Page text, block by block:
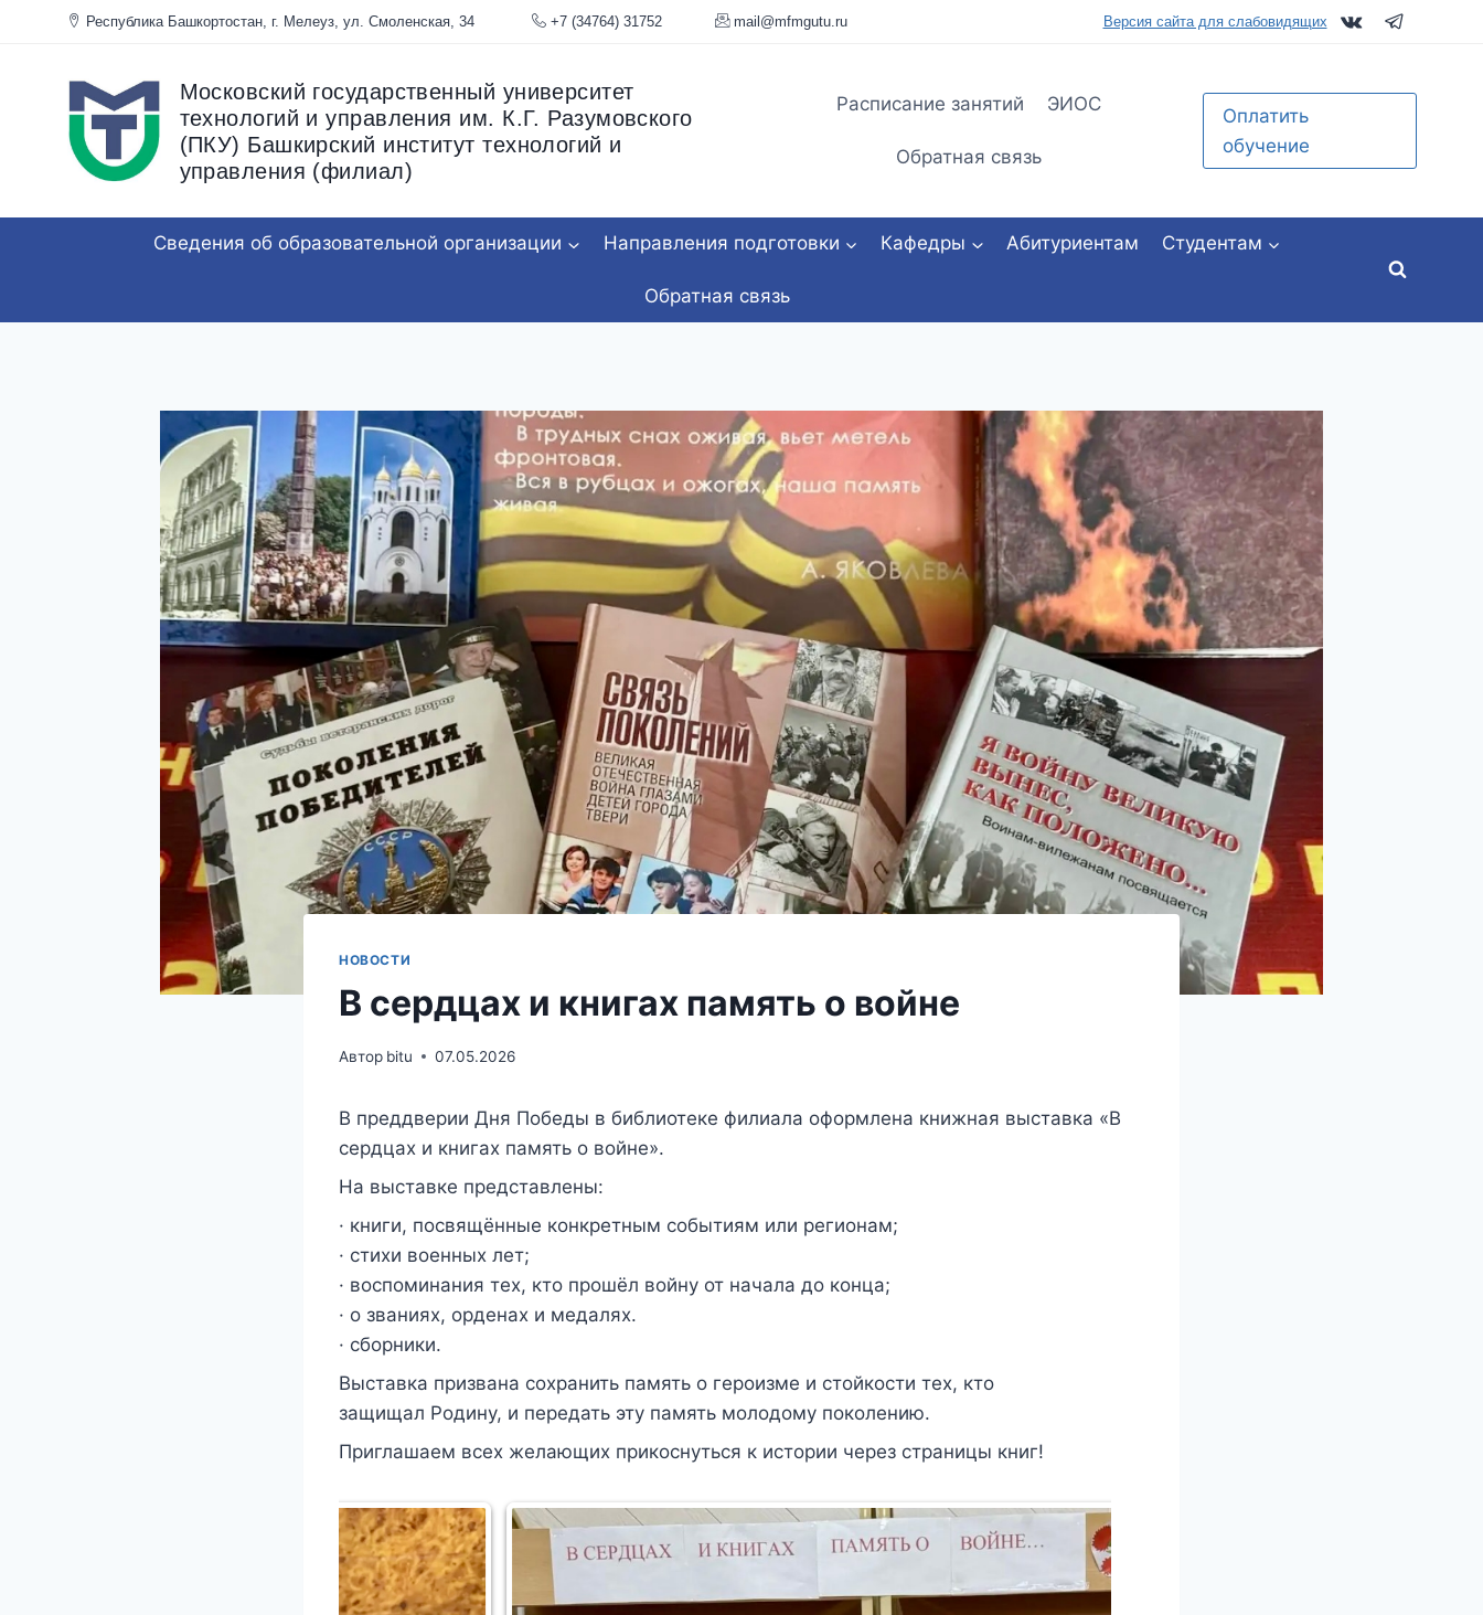
Перейти
Республика Башкортостан, г. Мелеуз, ул. Смоленская, 34 +7 (34764) 31752 mail@mfmgutu.ru Версия сайта для слабовидящих
Московский государственный университет
технологий и управления им. К.Г. Разумовского
(ПКУ) Башкирский институт технологий и
управления (филиал)
Расписание занятий ЭИОС
Обратная связь
Оплатить
обучение
Сведения об образовательной организации Направления подготовки Кафедры Абитуриентам Студентам
Обратная связь
НОВОСТИ
В сердцах и книгах память о войне
Автор bitu 07.05.2026
В преддверии Дня Победы в библиотеке филиала оформлена книжная выставка «В
сердцах и книгах память о войне».
На выставке представлены:
· книги, посвящённые конкретным событиям или регионам;
· стихи военных лет;
· воспоминания тех, кто прошёл войну от начала до конца;
· о званиях, орденах и медалях.
· сборники.
Выставка призвана сохранить память о героизме и стойкости тех, кто
защищал Родину, и передать эту память молодому поколению.
Приглашаем всех желающих прикоснуться к истории через страницы книг!